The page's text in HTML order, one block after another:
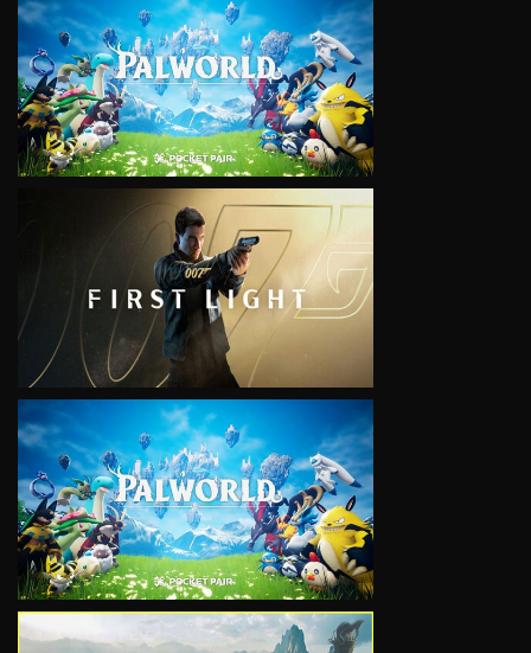
VIEW
VIEW
VIEW